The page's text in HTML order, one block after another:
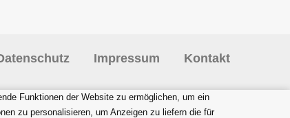
Funktionen der Website zu ermöglichen um ein
zu personalisieren um Anzeigen zu liefern die für
Impressum Kontakt